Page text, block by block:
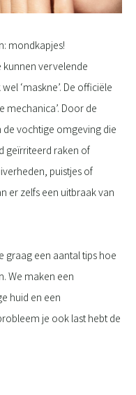
mondkapjes!
kunnen vervelende
‘maskne’. De officiële
mechanica’. Door de
vochtige omgeving die
geïrriteerd raken of
puistjes of
er zelfs een uitbraak van
graag een aantal tips hoe
We maken een
huid en een
je ook last hebt de